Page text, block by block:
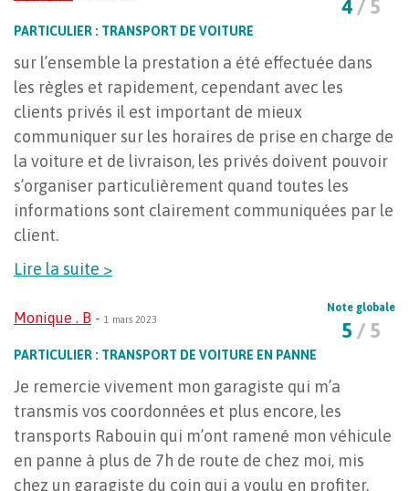
4 / 5
PARTICULIER : TRANSPORT DE VOITURE
sur l’ensemble la prestation a été effectuée dans
les règles et rapidement, cependant avec les
clients privés il est important de mieux
communiquer sur les horaires de prise en charge de
la voiture et de livraison, les privés doivent pouvoir
s’organiser particulièrement quand toutes les
informations sont clairement communiquées par le
client.
Lire la suite >
Monique . B - 1 mars 2023
Note globale
5 / 5
PARTICULIER : TRANSPORT DE VOITURE EN PANNE
Je remercie vivement mon garagiste qui m’a
transmis vos coordonnées et plus encore, les
transports Rabouin qui m’ont ramené mon véhicule
en panne à plus de 7h de route de chez moi, mis
chez un garagiste du coin qui a voulu en profiter.